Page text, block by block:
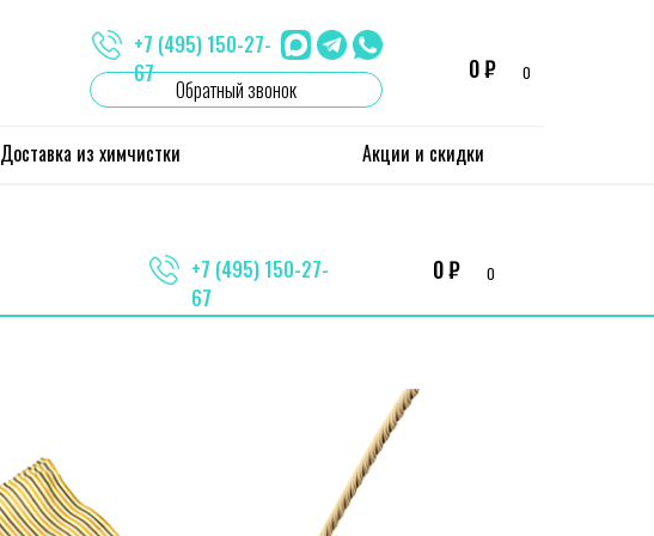
+7 (495) 150-27-
67
Обратный звонок
0
0 ₽
Доставка из химчистки Акции и скидки
+7 (495) 150-27-
67
0
0 ₽